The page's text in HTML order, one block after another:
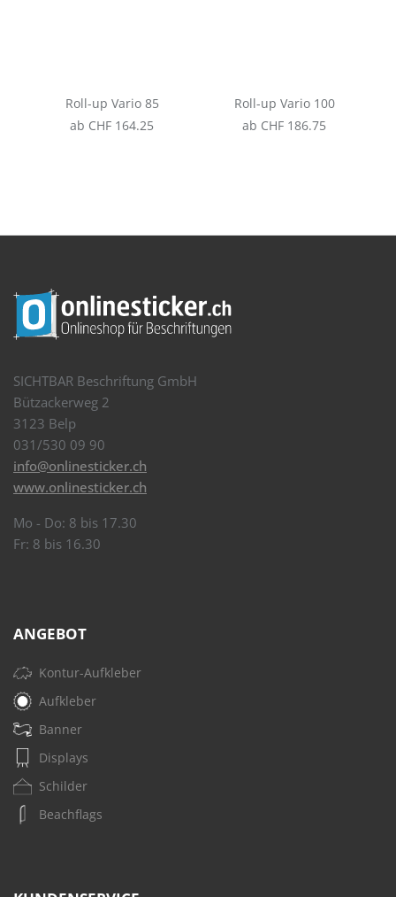
Roll-up Vario 85
ab CHF 164.25
Roll-up Vario 100
ab CHF 186.75
SICHTBAR Beschriftung GmbH
Bützackerweg 2
3123 Belp
031/530 09 90
info@onlinesticker.ch
www.onlinesticker.ch
Mo - Do: 8 bis 17.30
Fr: 8 bis 16.30
ANGEBOT
Kontur-Aufkleber
Aufkleber
Banner
Displays
Schilder
Beachflags